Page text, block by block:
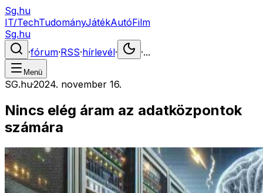
Sg.hu
IT/TechTudományJátékAutóFilm
Sg.hu
·fórum·RSS·hírlevél· ·...
Menü
SG.hu·2024. november 16.
Nincs elég áram az adatközpontok
számára